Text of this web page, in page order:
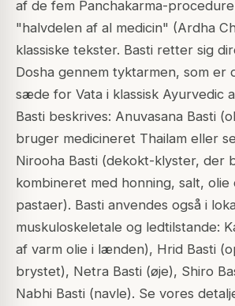
af de fem Panchakarma-
"halvdelen af al medicin" (Ardha
klassiske tekster. Basti retter sig
Dosha gennem tyktarmen, som
sæde for Vata i klassisk Ayurvedic
Basti beskrives: Anuvasana Basti
bruger medicineret Thailam eller
Nirooha Basti (dekokt-klyster, der
kombineret med honning, salt, olie
pastaer). Basti anvendes også i
muskuloskeletale og ledtilstande:
af varm olie i lænden), Hrid Basti
brystet), Netra Basti (øje), Shiro
Nabhi Basti (navle). Se vores